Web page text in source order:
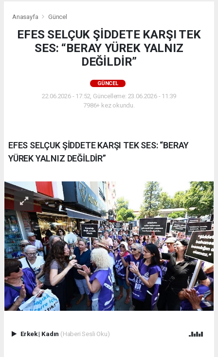
Anasayfa Güncel
EFES SELÇUK ŞİDDETE KARŞI TEK
SES: “BERAY YÜREK YALNIZ
DEĞİLDİR”
GÜNCEL
22.06.2026 - 17:52, Güncelleme: 23.06.2026 - 11:39
7986+ kez okundu.
EFES SELÇUK ŞİDDETE KARŞI TEK SES: “BERAY
YÜREK YALNIZ DEĞİLDİR”
Erkek| Kadın (Haberi Sesli Oku)